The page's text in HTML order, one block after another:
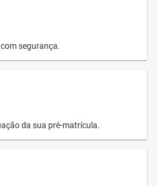
segurança.
da sua pré-matrícula.